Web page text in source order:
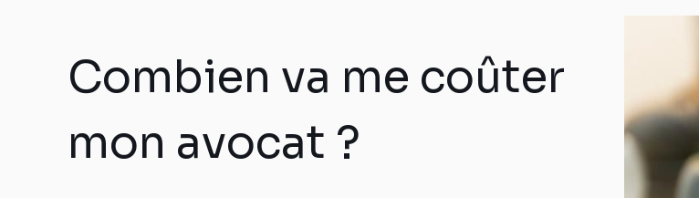
Combien va me coûter
mon avocat ?